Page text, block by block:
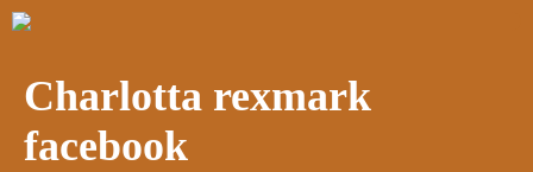
Charlotta rexmark
facebook